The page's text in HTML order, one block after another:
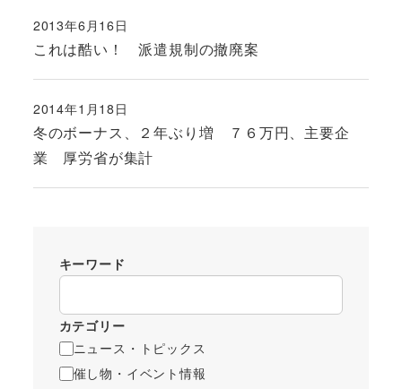
これは酷い！ 派遣規制の撤廃案
投稿日
2013年6月16日
冬のボーナス、２年ぶり増 ７６万円、主要企
業 厚労省が集計
投稿日
2014年1月18日
キーワード
カテゴリー
ニュース・トピックス
催し物・イベント情報